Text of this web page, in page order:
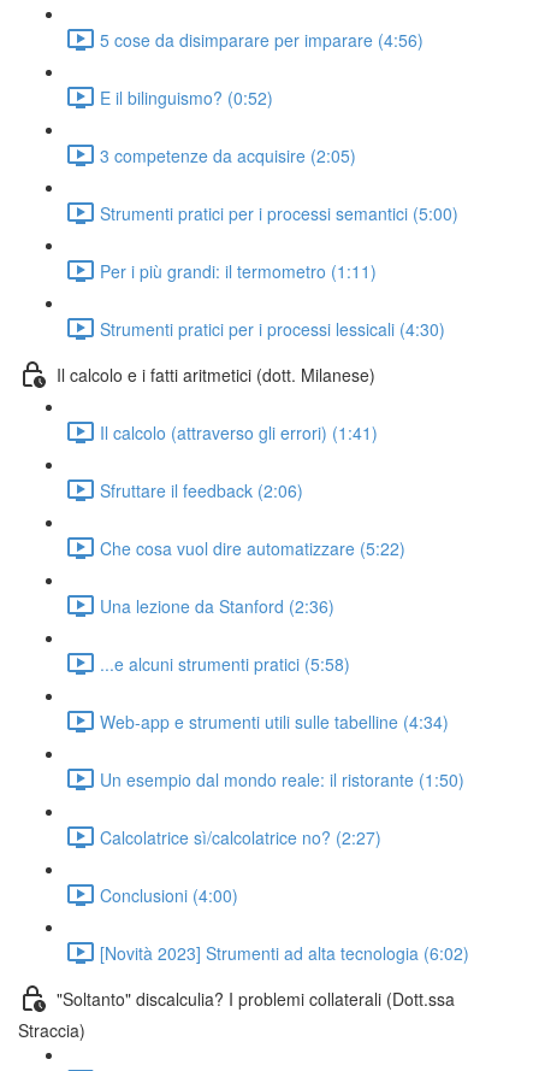
5 cose da disimparare per imparare (4:56)
E il bilinguismo? (0:52)
3 competenze da acquisire (2:05)
Strumenti pratici per i processi semantici (5:00)
Per i più grandi: il termometro (1:11)
Strumenti pratici per i processi lessicali (4:30)
Il calcolo e i fatti aritmetici (dott. Milanese)
Il calcolo (attraverso gli errori) (1:41)
Sfruttare il feedback (2:06)
Che cosa vuol dire automatizzare (5:22)
Una lezione da Stanford (2:36)
...e alcuni strumenti pratici (5:58)
Web-app e strumenti utili sulle tabelline (4:34)
Un esempio dal mondo reale: il ristorante (1:50)
Calcolatrice sì/calcolatrice no? (2:27)
Conclusioni (4:00)
[Novità 2023] Strumenti ad alta tecnologia (6:02)
"Soltanto" discalculia? I problemi collaterali (Dott.ssa
Straccia)